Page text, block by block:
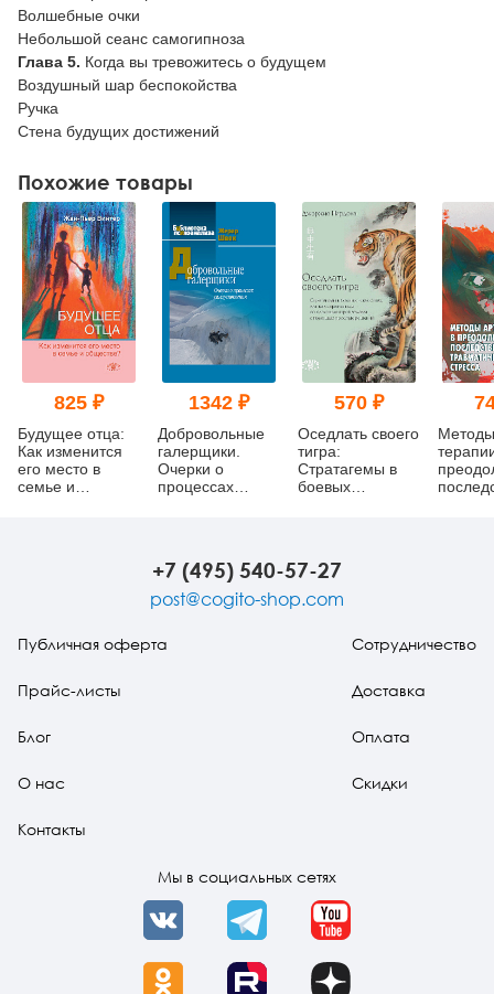
Волшебные очки
Небольшой сеанс самогипноза
Глава 5. Когда вы тревожитесь о будущем
Воздушный шар беспокойства
Ручка
Стена будущих достижений
Похожие товары
825 ₽
Будущее отца:
Как изменится
его место в
семье и
1342 ₽
Добровольные
галерщики.
Очерки о
процессах
570 ₽
Оседлать своего
тигра:
Cтратагемы в
боевых
помощью
простых
решений
+7 (495) 540-57-27
post@cogito-shop.com
Публичная оферта
Прайс-листы
Блог
О нас
Контакты
Сотрудничество
Доставка
Оплата
Скидки
Мы в социальных сетях
VK Telegram YouTube
OK Rutube Dzen